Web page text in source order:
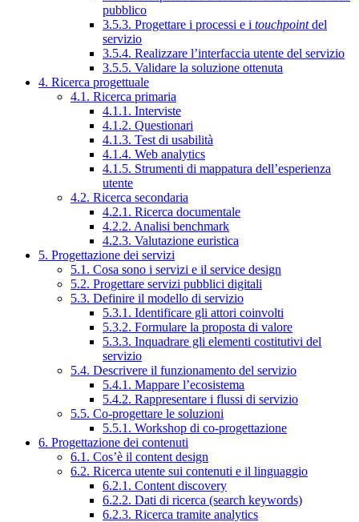
pubblico
3.5.3. Progettare i processi e i touchpointdel
servizio
3.5.4. Realizzare l’interfaccia utente del servizio
3.5.5. Validare la soluzione ottenuta
4. Ricerca progettuale
4.1. Ricerca primaria
4.1.1. Interviste
4.1.2. Questionari
4.1.3. Test di usabilità
4.1.4. Web analytics
4.1.5. Strumenti di mappatura dell’esperienza
utente
4.2. Ricerca secondaria
4.2.1. Ricerca documentale
4.2.2. Analisi benchmark
4.2.3. Valutazione euristica
5. Progettazione dei servizi
5.1. Cosa sono i servizi e il service design
5.2. Progettare servizi pubblici digitali
5.3. Definire il modello di servizio
5.3.1. Identificare gli attori coinvolti
5.3.2. Formulare la proposta di valore
5.3.3. Inquadrare gli elementi costitutivi del
servizio
5.4. Descrivere il funzionamento del servizio
5.4.1. Mappare l’ecosistema
5.4.2. Rappresentare i flussi di servizio
5.5. Co-progettare le soluzioni
5.5.1. Workshop di co-progettazione
6. Progettazione dei contenuti
6.1. Cos’è il content design
6.2. Ricerca utente sui contenuti e il linguaggio
6.2.1. Content discovery
6.2.2. Dati di ricerca (search keywords)
6.2.3. Ricerca tramite analytics